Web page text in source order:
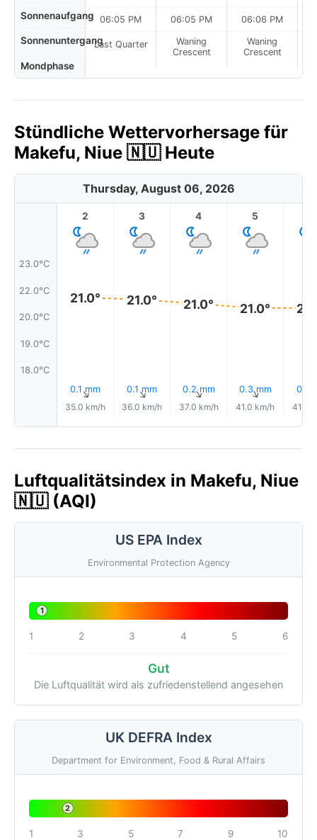
Sonnenaufgang
Sonnenuntergang
Mondphase
06:05 PM
Last Quarter
06:05 PM
Waning
Crescent
06:06 PM
Waning
Crescent
Stündliche Wettervorhersage für
Makefu, Niue 🇳🇺 Heute
Thursday, August 06, 2026
23.0°C
22.0°C
20.0°C
19.0°C
18.0°C
2
21.0°
0.1 mm
↑
35.0 km/h
3
21.0°
0.1 mm
↑
36.0 km/h
4
21.0°
0.2 mm
↑
37.0 km/h
5
21.0°
0.3 mm
↑
41.0 km/h
0.1
41.0
Luftqualitätsindex in Makefu, Niue
🇳🇺 (AQI)
US EPA Index
Environmental Protection Agency
1
1 2 3 4 5 6
Gut
Die Luftqualität wird als zufriedenstellend angesehen
UK DEFRA Index
Department for Environment, Food & Rural Affairs
2
1 3 5 7 9 10